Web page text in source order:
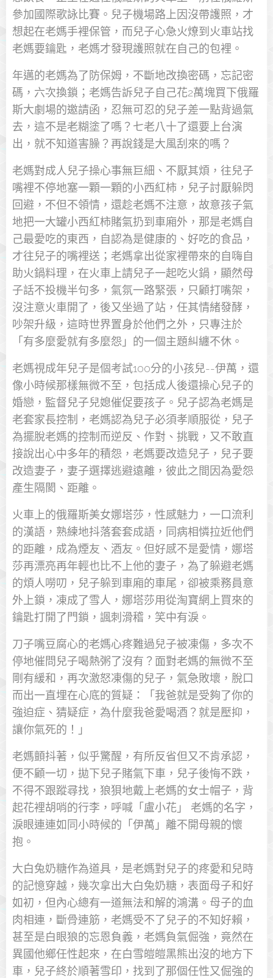
參加國際歌詠比賽。兒子機場路上因沒帶護照，才
想起在老媽手裡保管，而兒子心急火燎到火車站找
老媽要鑰匙，老媽才發現護照就在自己的包裡。
年邁的老媽為了防保姆，不斷地改換密碼，忘記密
碼，六次換鎖；老媽告訴兒子自己花2萬塊買下俄羅
斯大劇場的邀請函，忍無可忍的兒子差一點背過氣
去，這不是老糊塗了嗎？七老八十了還要上台演
出，就不知道害臊？再說錢是大風刮來的嗎？
老媽對成人兒子操心事無巨細、不厭其煩，往兒子
嘴裡不停地塞一顆一顆的小西紅柿，兒子討厭躲閃
回避，不但不領情，還趁老媽不注意，故意孩子氣
地把一大罐小西紅柿賭氣扔到車廂外，那是老媽自
己最愛吃的東西，自認為是健康的、好吃的食品，
才往兒子的嘴裡送；老媽拿出從家裡帶來的自嗨自
助火鍋料理，在火車上請兒子一起吃火鍋，顯然母
子話不投機半句多，氣氛一路緊張，只顧打嘴架，
沒注意火車開了，後又坐過了站，任其情緒發酵，
吵架升級，這時世界置身於他們之外，只專注於
「有多麼愛就有多麼怨」的一個主題糾纏不休。
老媽視成年兒子是個考試100分的小孩兒--伊萬，還
像小時候那樣無微不至，包括成人後還操心兒子的
婚戀，監督兒子兒媳催促要孩子。兒子認為老媽是
老套家長控制，老媽認為兒子必須孝順服從，兒子
為擺脫老媽的控制而逆反、作對、挑戰，又不敢直
接說出心中多年的積怨，老媽要改造兒子，兒子要
改造妻子，妻子選擇逃避遠離，彼此之間因為愛怨
產生隔閡、距離。
火車上的俄羅斯美女娜塔莎，性感魅力，一口流利
的漢語，熟練地抖落套套成語，同病相憐拉近他們
的距離，成為煙友、酒友。但好感不是愛情，娜塔
莎再漂亮再年輕也比不上他的妻子，為了躲避老媽
的煩人嘮叨，兒子躲到車廂的車尾，卻被乘務員意
外上鎖，凍成了雪人，娜塔莎用從淘寶網上買來的
鑰匙打開了門鎖，諷刺滑稽，笑中有淚。
刀子嘴豆腐心的老媽心疼難過兒子被凍傷，多次不
停地催問兒子喝熱粥了沒有？面對老媽的無微不至
剛有緩和，再次激怒凍傷的兒子，氣急敗壞，脫口
而出一直埋在心底的質疑：「我爸就是受夠了你的
強迫症、猜疑症，為什麼我爸愛喝酒？就是壓抑，
讓你氣死的！」
老媽顫抖著，似乎驚醒，有所反省但又不肯承認，
便不顧一切，拋下兒子賭氣下車，兒子後悔不跌，
不得不跟蹤尋找，狼狽地戴上老媽的女士帽子，背
起花裡胡哨的行李，呼喊「盧小花」 老媽的名字，
淚眼連連如同小時候的「伊萬」離不開母親的懷
抱。
大白兔奶糖作為道具，是老媽對兒子的疼愛和兒時
的記憶穿越，幾次拿出大白兔奶糖，表面母子和好
如初，但內心總有一道無法和解的鴻溝。母子的血
肉相連，斷骨連筋，老媽受不了兒子的不知好賴，
甚至是白眼狼的忘恩負義，老媽負氣倔強，竟然在
異國他鄉任性起來，在白雪皚皚黑熊出沒的地方下
車，兒子終於順著雪印，找到了那個任性又倔強的